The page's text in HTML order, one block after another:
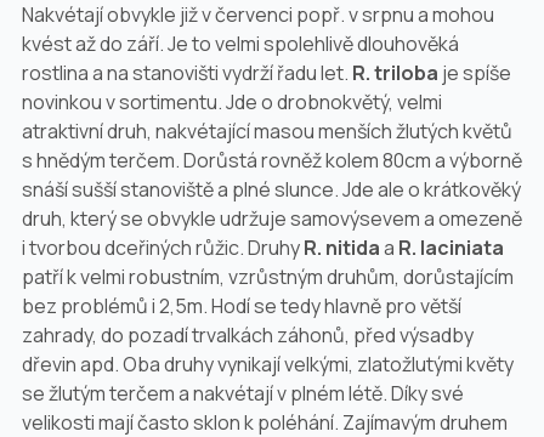
Nakvétají obvykle již v červenci popř. v srpnu a mohou
kvést až do září. Je to velmi spolehlivě dlouhověká
rostlina a na stanovišti vydrží řadu let. R. triloba je spíše
novinkou v sortimentu. Jde o drobnokvětý, velmi
atraktivní druh, nakvétající masou menších žlutých květů
s hnědým terčem. Dorůstá rovněž kolem 80cm a výborně
snáší sušší stanoviště a plné slunce. Jde ale o krátkověký
druh, který se obvykle udržuje samovýsevem a omezeně
i tvorbou dceřiných růžic. DruhyR. nitidaa R. laciniata
patří k velmi robustním, vzrůstným druhům, dorůstajícím
bez problémů i 2,5m. Hodí se tedy hlavně pro větší
zahrady, do pozadí trvalkách záhonů, před výsadby
dřevin apd. Oba druhy vynikají velkými, zlatožlutými květy
se žlutým terčem a nakvétají v plném létě. Díky své
velikosti mají často sklon k poléhání. Zajímavým druhem